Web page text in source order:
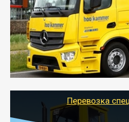
- Перевозка автовозом от
быстрый и безопасный
легковых автомобилей за
город.
- Наша транспортная компания
машин автовозом, подобрав
учетом всех особенности по
Перевозка